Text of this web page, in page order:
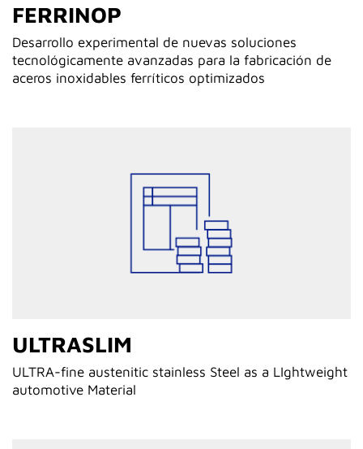
FERRINOP
Desarrollo experimental de nuevas soluciones
tecnológicamente avanzadas para la fabricación de
aceros inoxidables ferríticos optimizados
ULTRASLIM
ULTRA-fine austenitic stainless Steel as a LIghtweight
automotive Material